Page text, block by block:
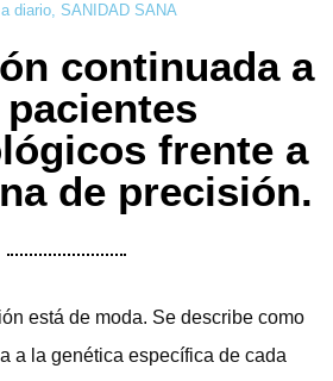
diario, SANIDAD SANA
continuada a
frente a
de precisión.
está de moda. Se describe como
a la genética específica de cada